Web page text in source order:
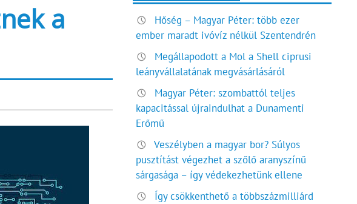
a
Hőség – Magyar Péter: több ezer
ember maradt ivóvíz nélkül Szentendrén
Megállapodott a Mol a Shell ciprusi
leányvállalatának megvásárlásáról
Magyar Péter: szombattól teljes
kapacitással újraindulhat a Dunamenti
Erőmű
Veszélyben a magyar bor? Súlyos
pusztítást végezhet a szőlő aranyszínű
sárgasága – így védekezhetünk ellene
Így csökkenthető a többszázmilliárd